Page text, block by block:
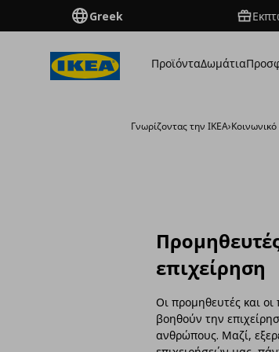
Greek
ΠροϊόνταΔωμάτια
Γνωρίζοντας την ΙΚΕΑ›
επιχείρηση
Οι προμηθευτές και
βοηθούν την
ανθρώπους. Μαζί,